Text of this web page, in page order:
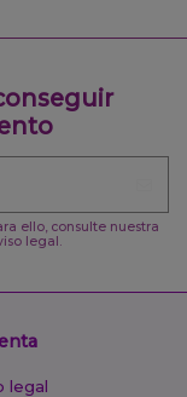
ello, consulte nuestra
legal.
legal